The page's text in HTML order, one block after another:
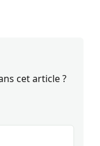
cet article ?